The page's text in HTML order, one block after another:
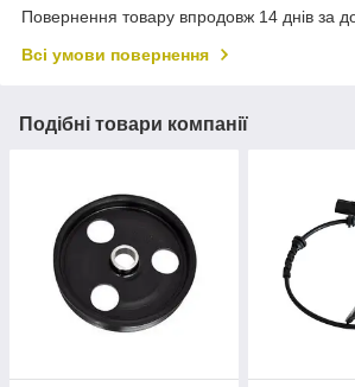
Повернення товару впродовж 14 днів за
Всі умови повернення
Подібні товари компанії